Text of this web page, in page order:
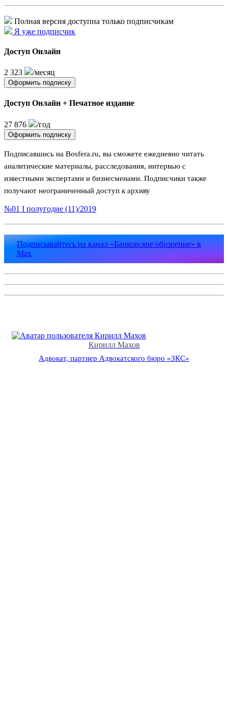
Полная версия доступна только подписчикам
Я уже подписчик
Доступ Онлайн
2 323 /месяц
Оформить подписку
Доступ Онлайн + Печатное издание
27 876 /год
Оформить подписку
Подписавшись на Bosfera.ru, вы сможете ежедневно читать
аналитические материалы, расследования, интервью с
известными экспертами и бизнесменами. Подписчики также
получают неограниченный доступ к архиву
№01 I полугодие (11)/2019
Подписывайтесь на канал «Банковское обозрение» в
Max
Кирилл Махов
Адвокат, партнер Адвокатского бюро «ЗКС»